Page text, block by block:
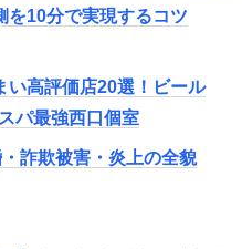
を10分で実現するコツ
い高評価店20選！ビール
パ最強西口個室
詐欺被害・炎上の全貌